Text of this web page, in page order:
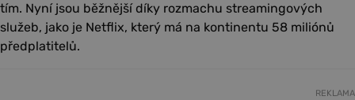
tím. Nyní jsou běžnější díky rozmachu streamingových
služeb, jako je Netflix, který má na kontinentu 58 miliónů
předplatitelů.
REKLAMA